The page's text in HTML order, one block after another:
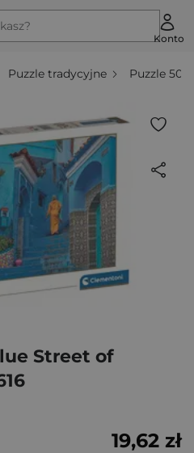
Konto
Puzzle tradycyjne Puzzle
Street of
19,62 zł